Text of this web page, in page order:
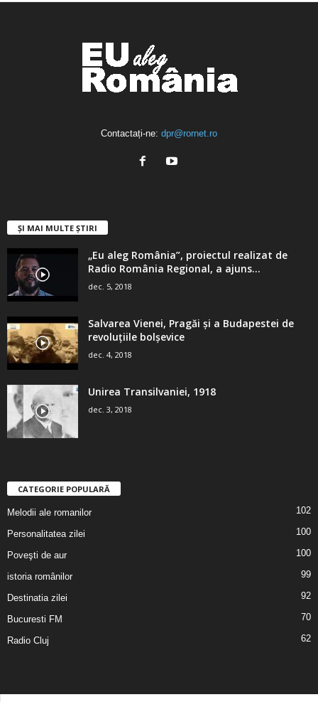
Contactați-ne: dpr@rornet.ro
ȘI MAI MULTE ȘTIRI
„Eu aleg România”, proiectul realizat de
Radio România Regional, a ajuns...
dec. 5, 2018
Salvarea Vienei, Pragăi şi a Budapestei de
revoluţiile bolşevice
dec. 4, 2018
Unirea Transilvaniei, 1918
dec. 3, 2018
CATEGORIE POPULARĂ
Melodii ale romanilor 102
Personalitatea zilei 100
Poveşti de aur 100
istoria românilor 99
Destinatia zilei 92
Bucuresti FM 70
Radio Cluj 62